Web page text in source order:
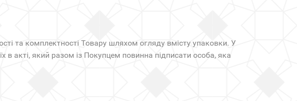
та комплектності Товару шляхом огляду вмісту упаковки. У
в акті, який разом із Покупцем повинна підписати особа, яка